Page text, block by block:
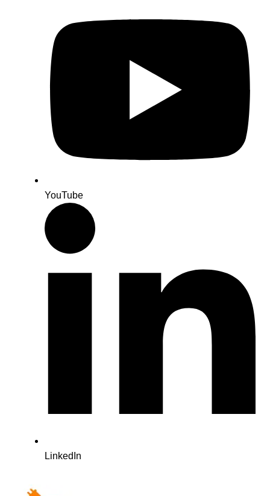
YouTube
LinkedIn